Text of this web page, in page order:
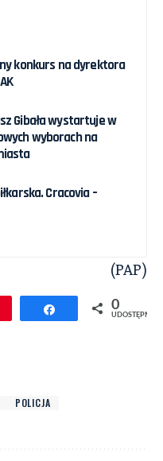
konkurs na dyrektora
Gibała wystartuje w
wyborach na
Cracovia –
(PAP)
Udostępnij
0
UDOSTĘPNIEŃ
POLICJA